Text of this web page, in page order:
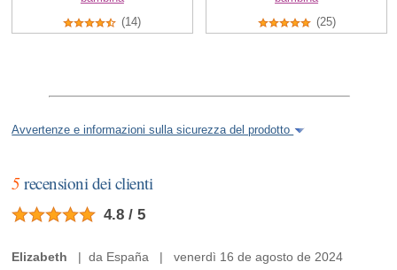
(14)
(25)
Avvertenze e informazioni sulla sicurezza del prodotto
5recensioni dei clienti
4.8 / 5
Elizabeth | da España | venerdì 16 de agosto de 2024